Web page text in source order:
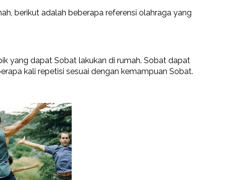
berikut adalah beberapa referensi olahraga yang
yang dapat Sobat lakukan di rumah. Sobat dapat
kali repetisi sesuai dengan kemampuan Sobat.